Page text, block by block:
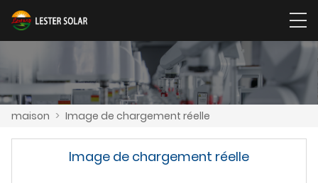
maison > Image de chargement réelle
Image de chargement réelle